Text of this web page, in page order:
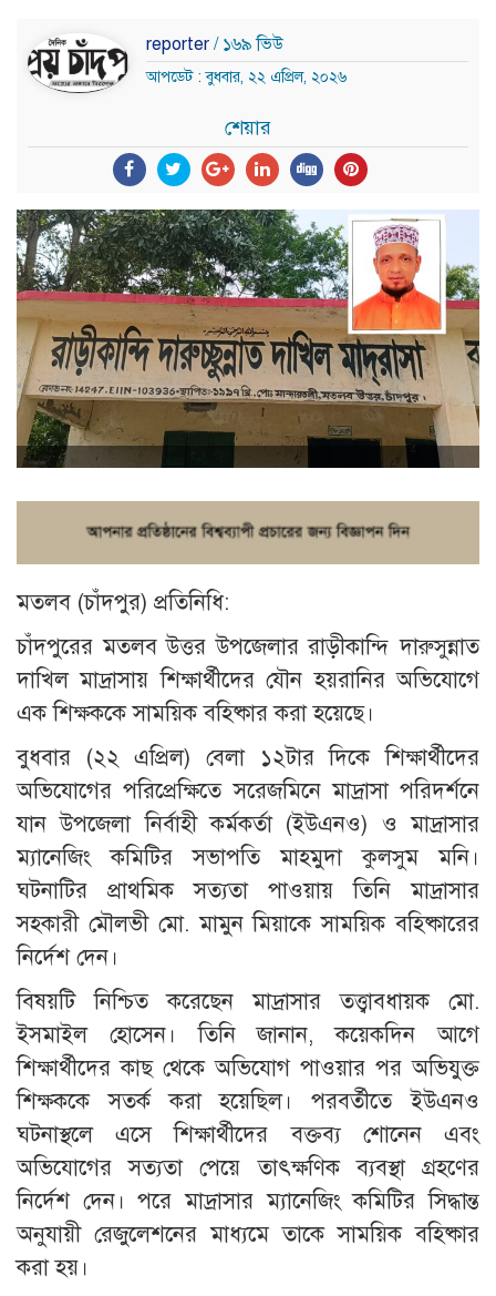
reporter / ১৬৯ ভিউ
আপডেট : বুধবার, ২২ এপ্রিল, ২০২৬
শেয়ার
মতলব (চাঁদপুর) প্রতিনিধি:
চাঁদপুরের মতলব উত্তর উপজেলার রাড়ীকান্দি দারুসুন্নাত
দাখিল মাদ্রাসায় শিক্ষার্থীদের যৌন হয়রানির অভিযোগে
এক শিক্ষককে সাময়িক বহিষ্কার করা হয়েছে।
বুধবার (২২ এপ্রিল) বেলা ১২টার দিকে শিক্ষার্থীদের
অভিযোগের পরিপ্রেক্ষিতে সরেজমিনে মাদ্রাসা পরিদর্শনে
যান উপজেলা নির্বাহী কর্মকর্তা (ইউএনও) ও মাদ্রাসার
ম্যানেজিং কমিটির সভাপতি মাহমুদা কুলসুম মনি।
ঘটনাটির প্রাথমিক সত্যতা পাওয়ায় তিনি মাদ্রাসার
সহকারী মৌলভী মো. মামুন মিয়াকে সাময়িক বহিষ্কারের
নির্দেশ দেন।
বিষয়টি নিশ্চিত করেছেন মাদ্রাসার তত্ত্বাবধায়ক মো.
ইসমাইল হোসেন। তিনি জানান, কয়েকদিন আগে
শিক্ষার্থীদের কাছ থেকে অভিযোগ পাওয়ার পর অভিযুক্ত
শিক্ষককে সতর্ক করা হয়েছিল। পরবর্তীতে ইউএনও
ঘটনাস্থলে এসে শিক্ষার্থীদের বক্তব্য শোনেন এবং
অভিযোগের সত্যতা পেয়ে তাৎক্ষণিক ব্যবস্থা গ্রহণের
নির্দেশ দেন। পরে মাদ্রাসার ম্যানেজিং কমিটির সিদ্ধান্ত
অনুযায়ী রেজুলেশনের মাধ্যমে তাকে সাময়িক বহিষ্কার
করা হয়।